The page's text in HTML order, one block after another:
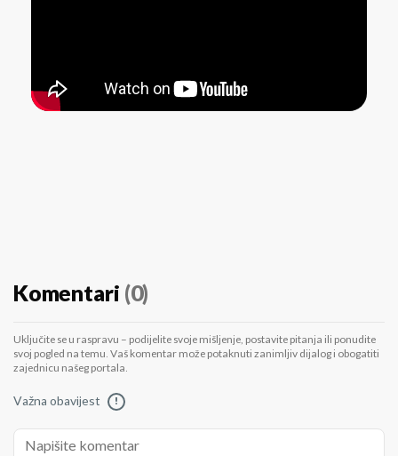
Komentari (0)
Uključite se u raspravu – podijelite svoje mišljenje, postavite pitanja ili ponudite
svoj pogled na temu. Vaš komentar može potaknuti zanimljiv dijalog i obogatiti
zajednicu našeg portala.
Važna obavijest !